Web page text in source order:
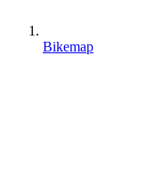
Bikemap